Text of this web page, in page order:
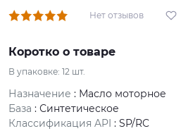
Нет отзывов
Коротко о товаре
В упаковке:12 шт.
Назначение : Масло моторное
База : Синтетическое
Классификация API : SP/RC